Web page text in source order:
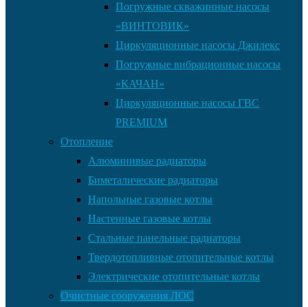
Погружные скважинные насосы
«ВИНТОВИК»
Циркуляционные насосы Джилекс
Погружные вибрационные насосы
«КАЧАН»
Циркуляционные насосы ГВС
PREMIUM
Отопление
Алюминивые радиаторы
Биметалические радиаторы
Напольные газовые котлы
Настенные газовые котлы
Стальные панельные радиаторы
Твердотопливные отопительные котлы
Электрические отопительные котлы
Очистные сооружения ЛОС